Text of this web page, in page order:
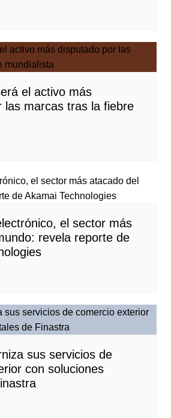
el activo más
las marcas tras la fiebre
el sector más
revela reporte de
sus servicios de
con soluciones